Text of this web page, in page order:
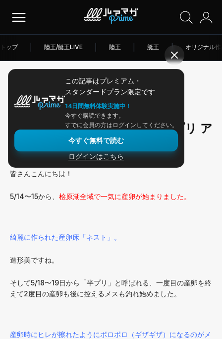
トップ 陸王/艇王LIVE 陸王 艇王 | オリジナル
この記事はプレミアム・
スタンダードプラン限定です
14日間無料体験実施中！
今すぐ購読できます。
すでに会員の方はログインしてください。
今すぐ無料で読む
ログインはこちら
アングラー連載
スモールの産卵。オス メス 半プリ ア
フターの見分け方
皆さんこんにちは！
5/14〜15から、 桧原湖全域で一気に産卵が始まりました。
綺麗に作られた産卵床「ネスト」。
造形美ですね。
そして5/18〜19日から「半プリ」と呼ばれる、一度目の産卵を終
えて2度目の産卵も後に控えるメスも釣れ始めました。
産卵時にヒレが擦れたようにボロボロ（ギザギザ）になるのがメ